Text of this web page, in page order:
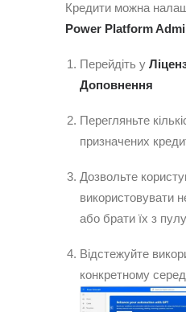
Кредити можна
Power Platform
Перейдіть у
Доповнення
Перегляньте
призначених
Дозвольте
використовувати
або брати їх з
Відстежуйте
конкретному